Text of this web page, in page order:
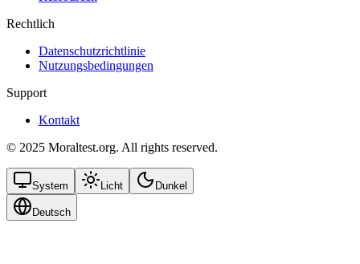
Rechtlich
Datenschutzrichtlinie
Nutzungsbedingungen
Support
Kontakt
© 2025 Moraltest.org. All rights reserved.
System Licht Dunkel
Deutsch